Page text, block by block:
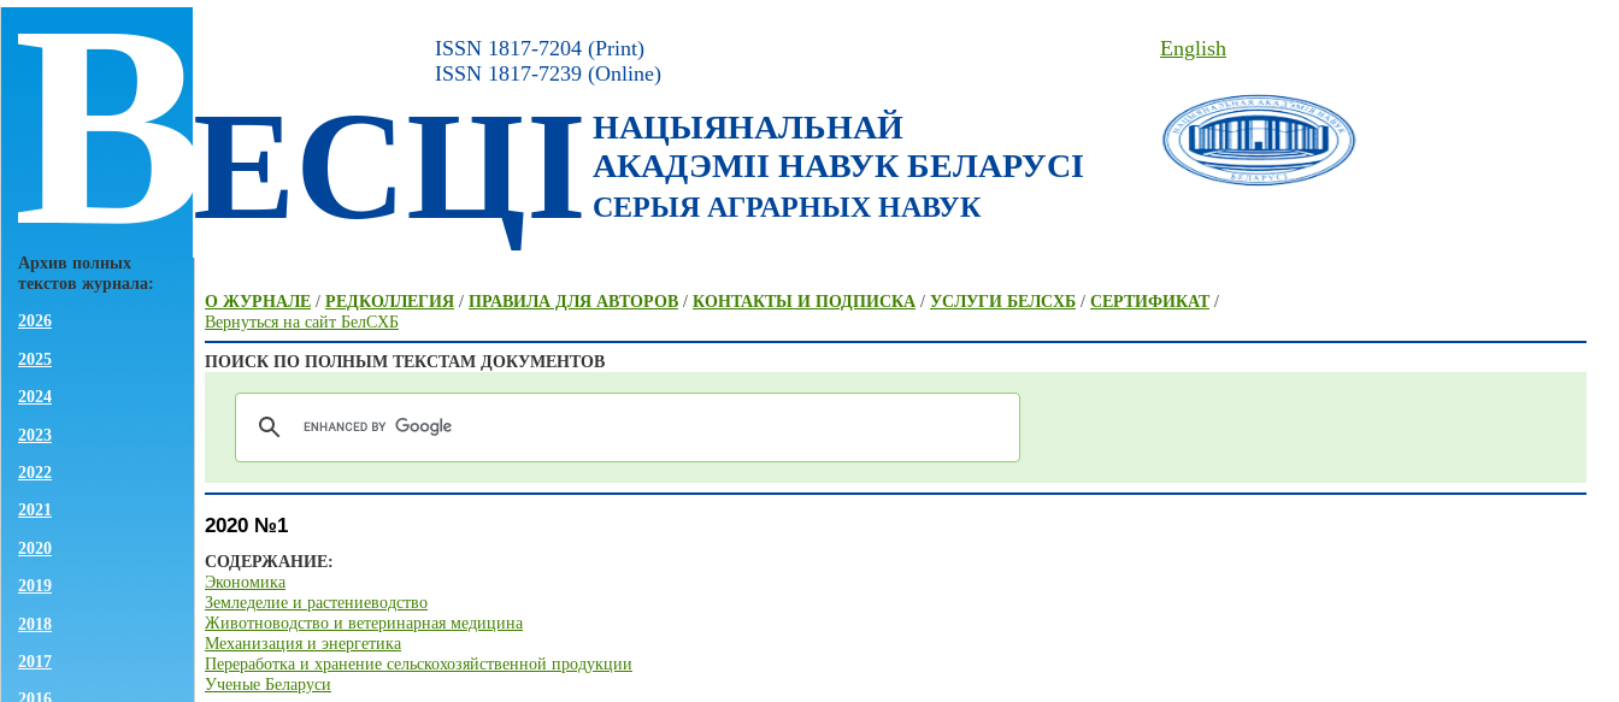
В
Архив полных
текстов журнала:
2026
2025
2024
2023
2022
2021
2020
2019
2018
2017
ЕСЦI НАЦЫЯНАЛЬНАЙ
АКАДЭМII НАВУК БЕЛАРУСI
СЕРЫЯ АГРАРНЫХ НАВУК
ISSN 1817-7204 (Print)
ISSN 1817-7239 (Online)
English
О ЖУРНАЛЕ / РЕДКОЛЛЕГИЯ / ПРАВИЛА ДЛЯ АВТОРОВ / КОНТАКТЫ И ПОДПИСКА / УСЛУГИ БЕЛСХБ / СЕРТИФИКАТ/
Вернуться на сайт БелСХБ
ПОИСК ПО ПОЛНЫМ ТЕКСТАМ ДОКУМЕНТОВ
2020 №1
СОДЕРЖАНИЕ:
Экономика
Земледелие и растениеводство
Животноводство и ветеринарная медицина
Механизация и энергетика
Переработка и хранение сельскохозяйственной продукции
Ученые Беларуси